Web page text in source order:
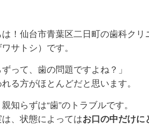
は！仙台市青葉区二日町の歯科ク
ワサトシ）です。
ずって、歯の問題ですよね？」
る方がほとんどだと思います。
知らずは“歯”のトラブルです。
、状態によってはお口の中だけに